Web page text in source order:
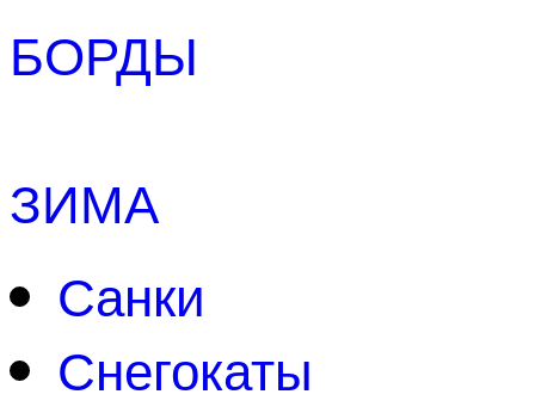
БОРДЫ
ЗИМА
Санки
Снегокаты